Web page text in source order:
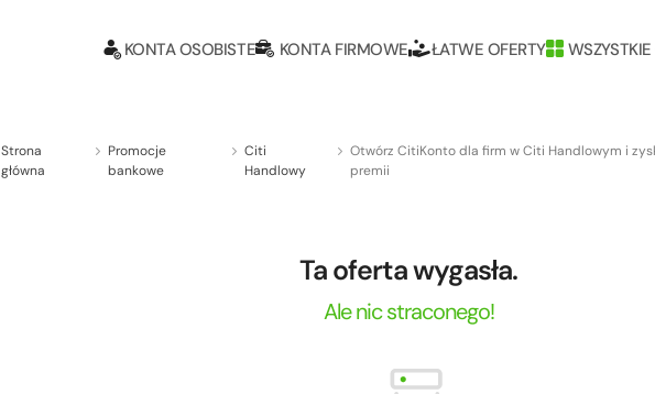
KONTA OSOBISTE KONTA FIRMOWE ŁATWE OFERTY
Strona
główna
Promocje
bankowe
Citi
Handlowy
Otwórz CitiKonto dla firm w Citi Handlowym i
premii
Ta oferta wygasła.
Ale nic straconego!